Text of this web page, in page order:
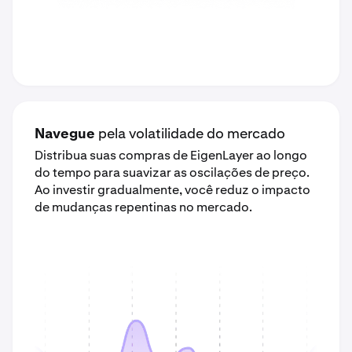
Navegue pela volatilidade do mercado
Distribua suas compras de EigenLayer ao longo
do tempo para suavizar as oscilações de preço.
Ao investir gradualmente, você reduz o impacto
de mudanças repentinas no mercado.